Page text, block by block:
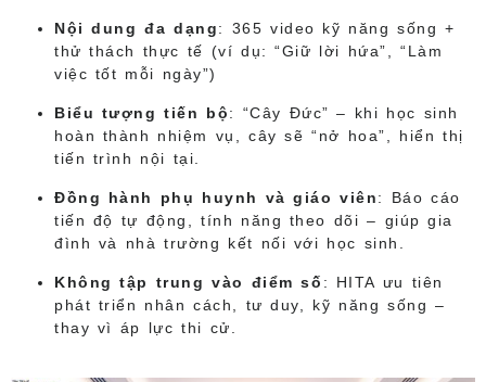
Nội dung đa dạng: 365 video kỹ năng sống +
thử thách thực tế (ví dụ: “Giữ lời hứa”, “Làm
việc tốt mỗi ngày”)
Biểu tượng tiến bộ: “Cây Đức” – khi học sinh
hoàn thành nhiệm vụ, cây sẽ “nở hoa”, hiển thị
tiến trình nội tại.
Đồng hành phụ huynh và giáo viên: Báo cáo
tiến độ tự động, tính năng theo dõi – giúp gia
đình và nhà trường kết nối với học sinh.
Không tập trung vào điểm số : HITA ưu tiên
phát triển nhân cách, tư duy, kỹ năng sống –
thay vì áp lực thi cử.